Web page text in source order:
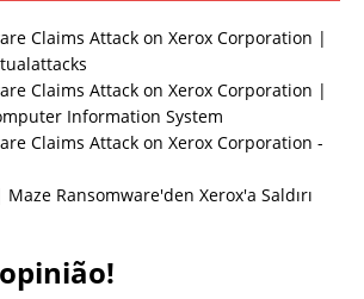
Claims Attack on Xerox Corporation |
Claims Attack on Xerox Corporation |
Information System
Claims Attack on Xerox Corporation -
Ransomware'den Xerox'a Saldırı